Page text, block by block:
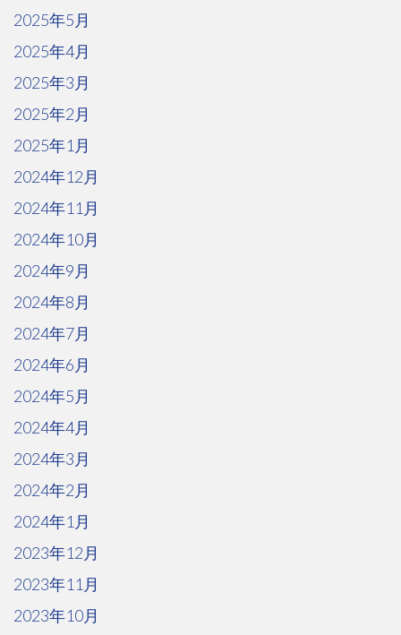
2025年5月
2025年4月
2025年3月
2025年2月
2025年1月
2024年12月
2024年11月
2024年10月
2024年9月
2024年8月
2024年7月
2024年6月
2024年5月
2024年4月
2024年3月
2024年2月
2024年1月
2023年12月
2023年11月
2023年10月